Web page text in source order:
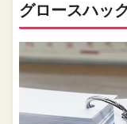
グロースハッ